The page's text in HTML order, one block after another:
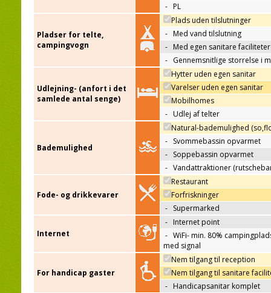
- PL
Pladser for telte,
campingvogn
Plads uden tilslutninger
- Med vand tilslutning
- Med egen sanitare faciliteter
- Gennemsnitlige storrelse i
Udlejning- (anfort i det
samlede antal senge)
Hytter uden egen sanitar
Varelser uden egen sanitar
Mobilhomes
- Udlej af telter
Bademulighed
Natural-bademulighed
- Svommebassin opvarmet
- Soppebassin opvarmet
- Vandattraktioner
Fode- og drikkevarer
Restaurant
Forfriskninger
- Supermarked
Internet
- Internet point
- WiFi- min. 80%
med signal
For handicap gaster
Nem tilgang til reception
Nem tilgang til sanitare
- Handicapsanitar komplet